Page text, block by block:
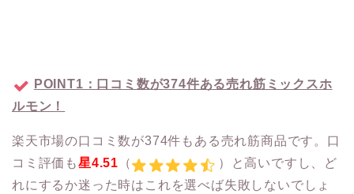
POINT1：口コミ数が374件ある売れ筋ミックスホ
ルモン！
楽天市場の口コミ数が374件もある売れ筋商品です。口
コミ評価も星4.51 （
）と高いですし、ど
れにするか迷った時はこれを選べば失敗しないでしょ